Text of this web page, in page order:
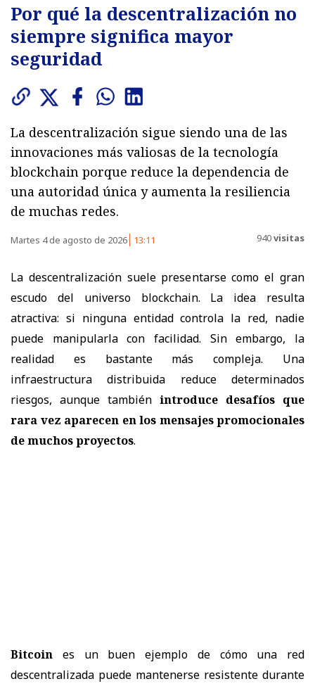
Por qué la descentralización no
siempre significa mayor
seguridad
La descentralización sigue siendo una de las
innovaciones más valiosas de la tecnología
blockchain porque reduce la dependencia de
una autoridad única y aumenta la resiliencia
de muchas redes.
Martes 4 de agosto de 2026 13:11 940visitas
La descentralización suele presentarse como el gran
escudo del universo blockchain. La idea resulta
atractiva: si ninguna entidad controla la red, nadie
puede manipularla con facilidad. Sin embargo, la
realidad es bastante más compleja. Una
infraestructura distribuida reduce determinados
riesgos, aunque también introduce desafíos que
rara vez aparecen en los mensajes promocionales
de muchos proyectos.
Bitcoin es un buen ejemplo de cómo una red
descentralizada puede mantenerse resistente durante